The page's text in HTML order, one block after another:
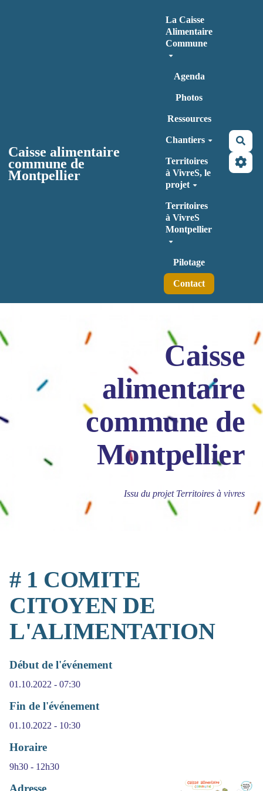
Caisse alimentaire
commune de
Montpellier
La Caisse
Alimentaire
Commune
Agenda
Photos
Ressources
Chantiers
Territoires
à VivreS, le
projet
Territoires
à VivreS
Montpellier
Pilotage
Contact
Caisse
alimentaire
commune de
Montpellier
Issu du projet Territoires à vivres
# 1 COMITE
CITOYEN DE
L'ALIMENTATION
Début de l'événement
01.10.2022 - 07:30
Fin de l'événement
01.10.2022 - 10:30
Horaire
9h30 - 12h30
Adresse